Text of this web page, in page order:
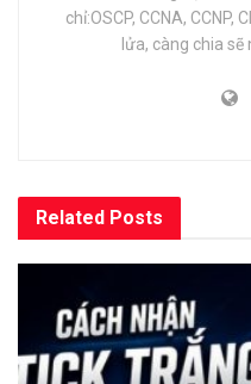
chỉ:OSCP, CCNA, CCNP,
lửa, càng chia
Related Posts